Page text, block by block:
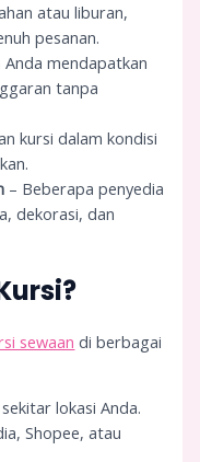
atau liburan,
pesanan.
Anda mendapatkan
tanpa
kursi dalam kondisi
– Beberapa penyedia
dekorasi, dan
sewaan di berbagai
lokasi Anda.
Shopee, atau